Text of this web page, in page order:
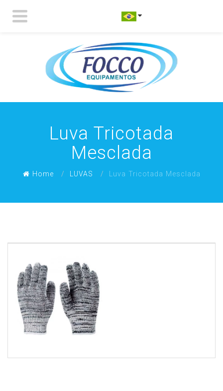
Luva Tricotada
Mesclada
Home LUVAS Luva Tricotada Mesclada